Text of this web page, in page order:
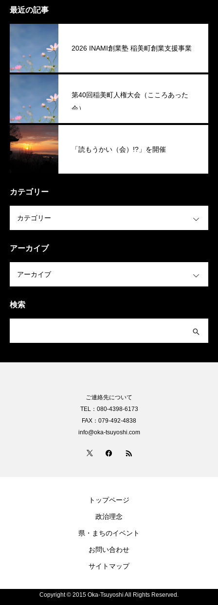
最近の記事
2026 INAMI創業塾 稲美町創業支援事業
第40回稲美町人権大会（こころあった
会）
「読もうかい（会）!?」を開催
カテゴリー
アーカイブ
検索
ご連絡先について
TEL：080-4398-6173
FAX：079-492-4838
info@oka-tsuyoshi.com
トップページ
政治理念
県・まちのイベント
お問い合わせ
サイトマップ
Copyright © 2015 Oka-Tsuyoshi All Rights Reserved.